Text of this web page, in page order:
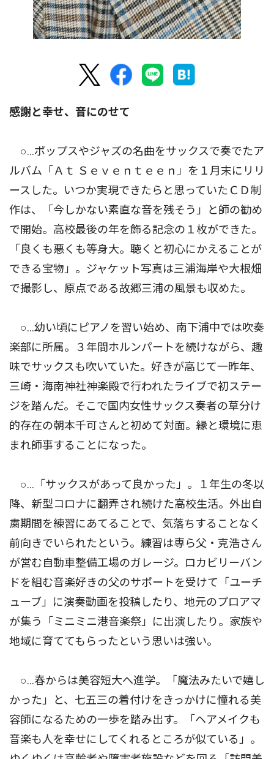
感謝と幸せ、音にのせて
○…ポップスやジャズの名曲をサックスで奏でたア
ルバム「Ａｔ Ｓｅｖｅｎｔｅｅｎ」を１月末にリリ
ースした。いつか実現できたらと思っていたＣＤ制
作は、「今しかない素直な音を残そう」と師の勧め
で開始。高校最後の年を飾る記念の１枚ができた。
「良くも悪くも等身大。聴くと初心にかえることが
できる宝物」。ジャケット写真は三浦海岸や大根畑
で撮影し、原点である故郷三浦の風景も収めた。
○…幼い頃にピアノを習い始め、南下浦中では吹奏
楽部に所属。３年間ホルンパートを続けながら、趣
味でサックスも吹いていた。好きが高じて一昨年、
三崎・海南神社神楽殿で行われたライブで初ステー
ジを踏んだ。そこで国内女性サックス奏者の草分け
的存在の朝本千可さんと初めて対面。縁と環境に恵
まれ師事することになった。
○…「サックスがあって良かった」。１年生の冬以
降、新型コロナに翻弄され続けた高校生活。外出自
粛期間を練習にあてることで、気落ちすることなく
前向きでいられたという。練習は専ら父・克浩さん
が営む自動車整備工場のガレージ。ロカビリーバン
ドを組む音楽好きの父のサポートを受けて「ユーチ
ューブ」に演奏動画を投稿したり、地元のプロアマ
が集う「ミニミニ港音楽祭」に出演したり。家族や
地域に育ててもらったという思いは強い。
○…春からは美容短大へ進学。「魔法みたいで嬉し
かった」と、七五三の着付けをきっかけに憧れる美
容師になるための一歩を踏み出す。「ヘアメイクも
音楽も人を幸せにしてくれるところが似ている」。